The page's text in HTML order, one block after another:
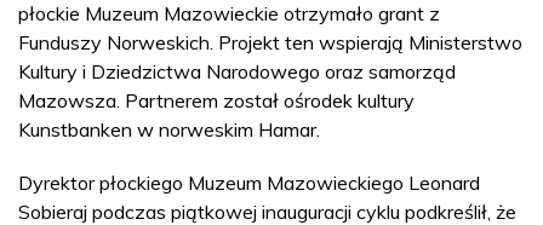
płockie Muzeum Mazowieckie otrzymało grant z
Funduszy Norweskich. Projekt ten wspierają Ministerstwo
Kultury i Dziedzictwa Narodowego oraz samorząd
Mazowsza. Partnerem został ośrodek kultury
Kunstbanken w norweskim Hamar.
Dyrektor płockiego Muzeum Mazowieckiego Leonard
Sobieraj podczas piątkowej inauguracji cyklu podkreślił, że